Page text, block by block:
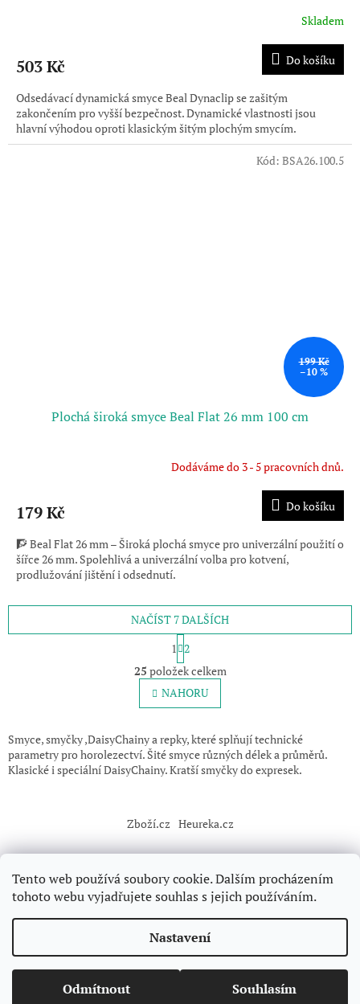
Tento web používá soubory cookie. Dalším procházením
tohoto webu vyjadřujete souhlas s jejich používáním.
Nastavení
Odmítnout Souhlasím
je
z
5
hvězdiček.
Skladem
503 Kč Do košíku
Odsedávací dynamická smyce Beal Dynaclip se zašitým
zakončením pro vyšší bezpečnost. Dynamické vlastnosti jsou
hlavní výhodou oproti klasickým šitým plochým smycím.
199 Kč
–10 %
Plochá široká smyce Beal Flat 26 mm 100 cm
Dodáváme do 3 - 5 pracovních dnů.
179 Kč Do košíku
🧗 Beal Flat 26 mm – Široká plochá smyce pro univerzální použití o
šířce 26 mm. Spolehlivá a univerzální volba pro kotvení,
prodlužování jištění i odsednutí.
Kód: BSA26.100.5
O
v
l
á
a
c
í
v
k
y
ý
p
i
s
u
NAČÍST 7 DALŠÍCH
S
t
r
á
n
k
v
á
n
í
1 2
25 položek celkem
NAHORU
Smyce, smyčky ,DaisyChainy a repky, které splňují technické
parametry pro horolezectví. Šité smyce různých délek a průměrů.
Klasické i speciální DaisyChainy. Kratší smyčky do expresek.
a
Zboží.cz Heureka.cz
Vytvořil Shoptet
Copyright 2026Forclimbers. Všechna práva vyhrazena.Upravit